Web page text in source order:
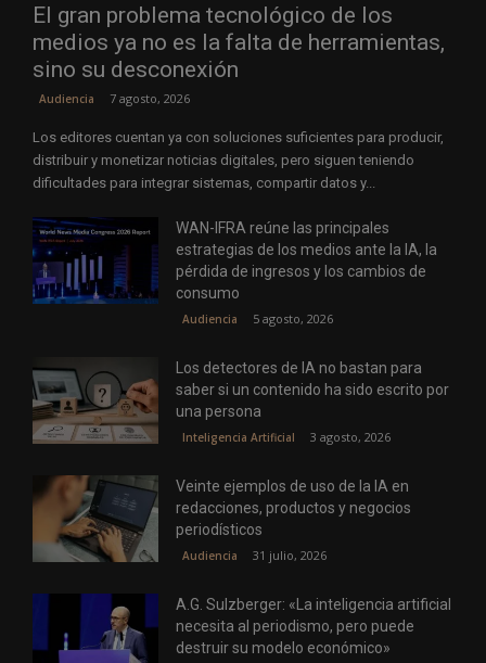
El gran problema tecnológico de los
medios ya no es la falta de herramientas,
sino su desconexión
Audiencia 7 agosto, 2026
Los editores cuentan ya con soluciones suficientes para producir,
distribuir y monetizar noticias digitales, pero siguen teniendo
dificultades para integrar sistemas, compartir datos y...
WAN-IFRA reúne las principales
estrategias de los medios ante la IA, la
pérdida de ingresos y los cambios de
consumo
Audiencia 5 agosto, 2026
Los detectores de IA no bastan para
saber si un contenido ha sido escrito por
una persona
Inteligencia Artificial 3 agosto, 2026
Veinte ejemplos de uso de la IA en
redacciones, productos y negocios
periodísticos
Audiencia 31 julio, 2026
A.G. Sulzberger: «La inteligencia artificial
necesita al periodismo, pero puede
destruir su modelo económico»